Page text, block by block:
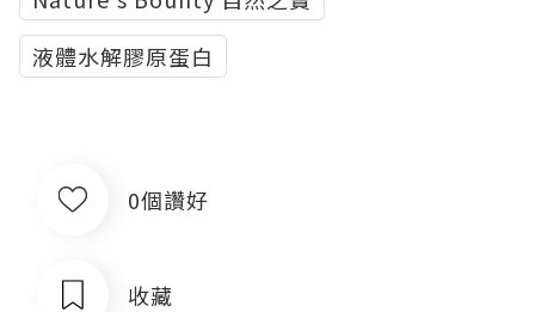
液體水解膠原蛋白
0個讚好
收藏